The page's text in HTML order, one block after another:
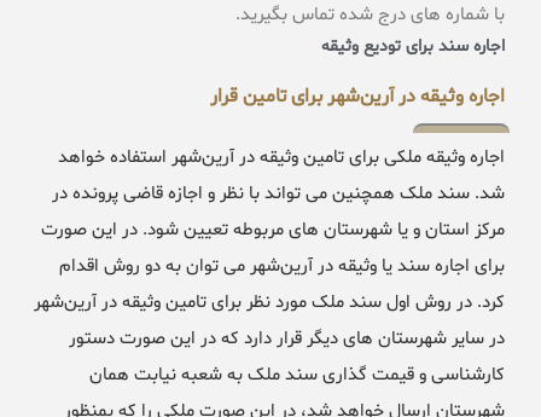
با شماره های درج شده تماس بگیرید.
اجاره سند برای تودیع وثیقه
اجاره وثیقه در آرین‌شهر برای تامین قرار
اجاره وثیقه ملکی برای تامین وثیقه در آرین‌شهر استفاده خواهد
شد. سند ملک همچنین می تواند با نظر و اجازه قاضی پرونده در
مرکز استان و یا شهرستان های مربوطه تعیین شود. در این صورت
برای اجاره سند یا وثیقه در آرین‌شهر می توان به دو روش اقدام
کرد. در روش اول سند ملک مورد نظر برای تامین وثیقه در آرین‌شهر
در سایر شهرستان های دیگر قرار دارد که در این صورت دستور
کارشناسی و قیمت گذاری سند ملک به شعبه نیابت همان
شهرستان ارسال خواهد شد، در این صورت ملکی را که بمنظور